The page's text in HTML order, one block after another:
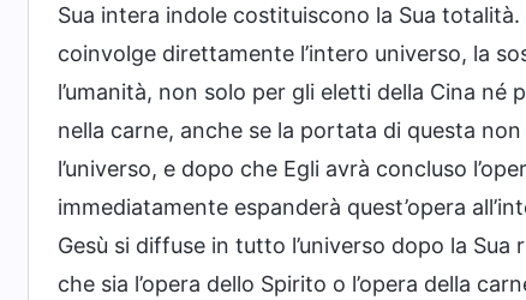
Sua intera indole costituiscono la Sua
coinvolge direttamente l’intero universo, la
l’umanità, non solo per gli eletti della Cina né
nella carne, anche se la portata di questa
l’universo, e dopo che Egli avrà concluso
immediatamente espanderà quest’opera
Gesù si diffuse in tutto l’universo dopo la
che sia l’opera dello Spirito o l’opera della